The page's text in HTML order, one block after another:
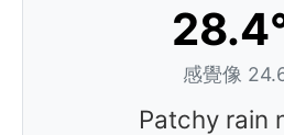
感覺像
Patchy rain